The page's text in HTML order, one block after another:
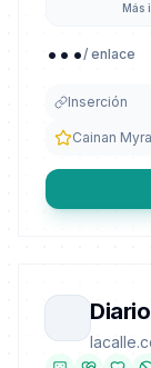
Más
.../ enlace
Inserción
Cainan